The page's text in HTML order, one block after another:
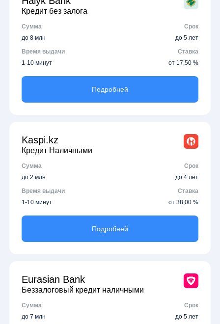
Кредит без залога
Сумма
Срок
до 8 млн
до 5 лет
Время выдачи
Ставка
1-10 минут
от 17,50 %
Подробней
Kaspi.kz
Кредит Наличными
Сумма
Срок
до 2 млн
до 4 лет
Время выдачи
Ставка
1-10 минут
от 38,00 %
Подробней
Eurasian Bank
Беззалоговый кредит наличными
Сумма
Срок
до 7 млн
до 5 лет